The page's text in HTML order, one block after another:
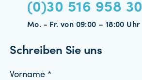
(0)30 516 958 30
Mo. - Fr. von 09:00 – 18:00 Uhr
Schreiben Sie uns
Vorname *